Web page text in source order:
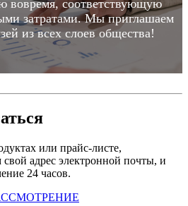
вовремя, соответствующую
затратами. Мы приглашаем
из всех слоев общества!
или прайс-листе,
свой адрес электронной почты, и
24 часов.